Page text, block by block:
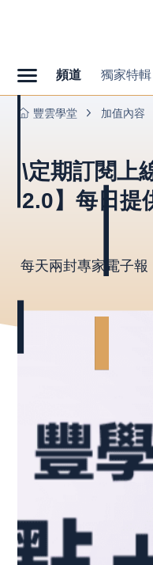
頻道 獨家特輯
豐雲學堂 加值內容
\定期訂閱上
2.0】每日提
每天兩封專家電子